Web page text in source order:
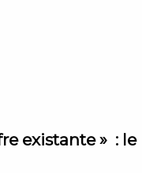
existante » : le